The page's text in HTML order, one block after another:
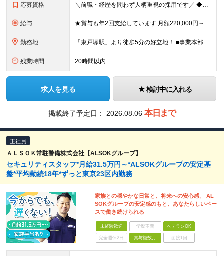
応募資格 ＼前職・経歴を問わず人柄重視の採用です／ ◆学歴不問 ◆未経験OK ◆普通自動車免許（AT限定可） ※免許をお持ちでない方もご相談ください！ 《こんな方を歓迎します》 ◎第二新卒・フリーターの方 ◎
給与 ★賞与も年2回支給しています 月額220,000円～＋賞与年2回 ※経験・年齢を考慮の上決定します ※残業代は別途全額支給します ※3ヶ月の試用期間あり ┗期間中の給与・雇用形態・その他の待遇は
勤務地 「東戸塚駅」より徒歩5分の好立地！ ■事業本部 神奈川県横浜市戸塚区川上町87-4 N&F1ビル4階 ※(変更の範囲)上記を除く当社関連勤務地
残業時間 20時間以内
求人を見る 検討中に入れる
掲載終了予定日： 2026.08.06 本日まで
正社員
ＡＬＳＯＫ常駐警備株式会社【ALSOKグループ】
セキュリティスタッフ*月給31.5万円～*ALSOKグループの安定基
盤*平均勤続18年*ずっと東京23区内勤務
家族との穏やかな日常と、将来への安心感。 AL
SOKグループの安定感のもと、あなたらしいペー
スで働き続けられる
未経験歓迎 学歴不問 ベテランOK
完全週休2日 賞与複数月 面接1回